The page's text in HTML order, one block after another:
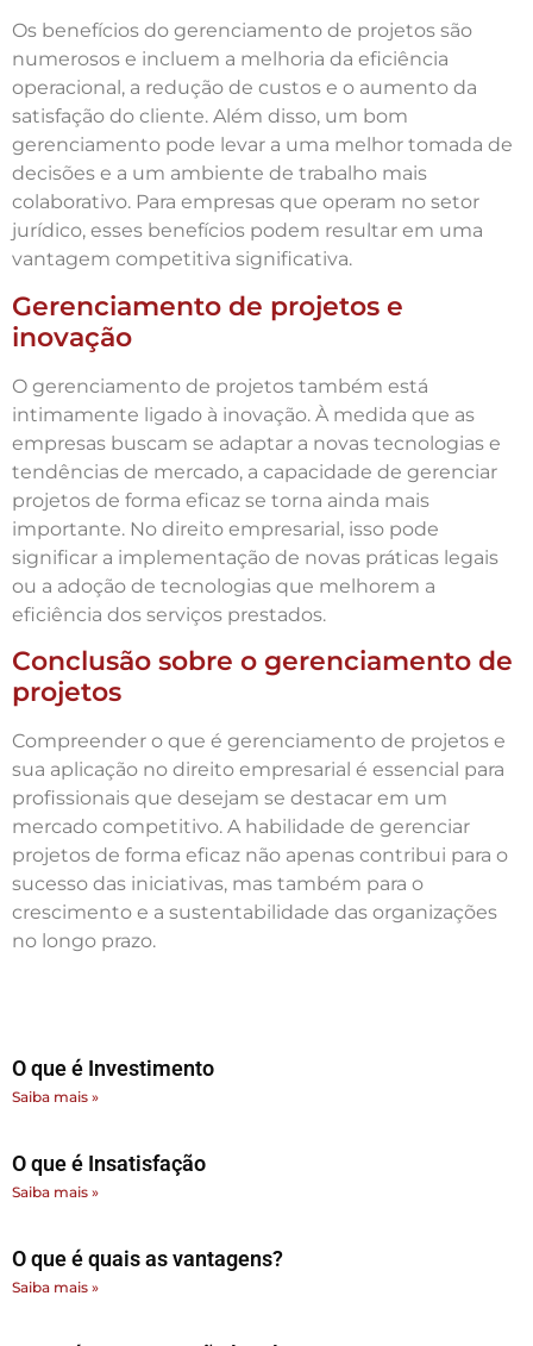
Os benefícios do gerenciamento de projetos são
numerosos e incluem a melhoria da eficiência
operacional, a redução de custos e o aumento da
satisfação do cliente. Além disso, um bom
gerenciamento pode levar a uma melhor tomada de
decisões e a um ambiente de trabalho mais
colaborativo. Para empresas que operam no setor
jurídico, esses benefícios podem resultar em uma
vantagem competitiva significativa.
Gerenciamento de projetos e
inovação
O gerenciamento de projetos também está
intimamente ligado à inovação. À medida que as
empresas buscam se adaptar a novas tecnologias e
tendências de mercado, a capacidade de gerenciar
projetos de forma eficaz se torna ainda mais
importante. No direito empresarial, isso pode
significar a implementação de novas práticas legais
ou a adoção de tecnologias que melhorem a
eficiência dos serviços prestados.
Conclusão sobre o gerenciamento de
projetos
Compreender o que é gerenciamento de projetos e
sua aplicação no direito empresarial é essencial para
profissionais que desejam se destacar em um
mercado competitivo. A habilidade de gerenciar
projetos de forma eficaz não apenas contribui para o
sucesso das iniciativas, mas também para o
crescimento e a sustentabilidade das organizações
no longo prazo.
O que é Investimento
Saiba mais »
O que é Insatisfação
Saiba mais »
O que é quais as vantagens?
Saiba mais »